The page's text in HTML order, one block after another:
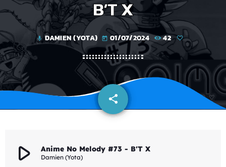
B’T X
mic DAMIEN (YOTA) today 01/07/2024 42
share
email
play_arrow Anime No Melody #73 - B'T X
Damien (Yota)